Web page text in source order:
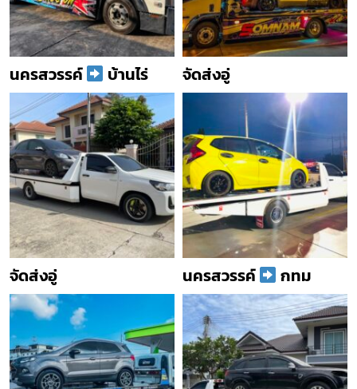
นครสวรรค์ บ้านไร่ จัดส่งอู่
จัดส่งอู่ นครสวรรค์ กทม